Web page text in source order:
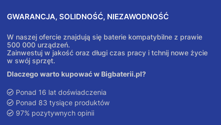
GWARANCJA, SOLIDNOŚĆ, NIEZAWODNOŚĆ
W naszej ofercie znajdują się baterie kompatybilne z prawie
500 000 urządzeń.
Zainwestuj w jakość oraz długi czas pracy i tchnij nowe życie
w swój sprzęt.
Dlaczego warto kupować w Bigbaterii.pl?
Ponad 16 lat doświadczenia
Ponad 83 tysiące produktów
97% pozytywnych opinii